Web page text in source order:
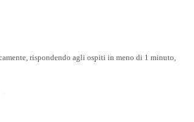
rispondendo agli ospiti in meno di 1 minuto,